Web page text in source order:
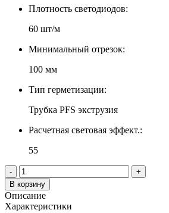
Плотность светодиодов:
60 шт/м
Минимальный отрезок:
100 мм
Тип герметизации:
Трубка PFS экструзия
Расчетная световая эффект.:
55
-
+
В корзину
Описание
Характеристики